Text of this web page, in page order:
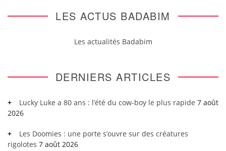
LES ACTUS BADABIM
Les actualités Badabim
DERNIERS ARTICLES
Lucky Luke a 80 ans : l’été du cow-boy le plus rapide 7 août
2026
Les Doomies : une porte s’ouvre sur des créatures
rigolotes 7 août 2026